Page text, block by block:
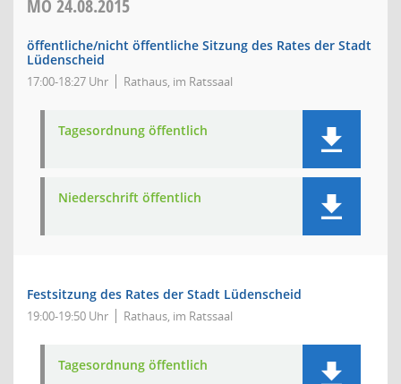
MO 24.08.2015
öffentliche/nicht öffentliche Sitzung des Rates der Stadt
Lüdenscheid
17:00-18:27 Uhr Rathaus, im Ratssaal
Tagesordnung öffentlich
Niederschrift öffentlich
Festsitzung des Rates der Stadt Lüdenscheid
19:00-19:50 Uhr Rathaus, im Ratssaal
Tagesordnung öffentlich